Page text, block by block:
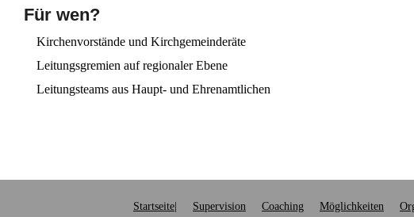
Für wen?
Kirchenvorstände und Kirchgemeinderäte
Leitungsgremien auf regionaler Ebene
Leitungsteams aus Haupt- und Ehrenamtlichen
Startseite| Supervision Coaching Möglichkeiten